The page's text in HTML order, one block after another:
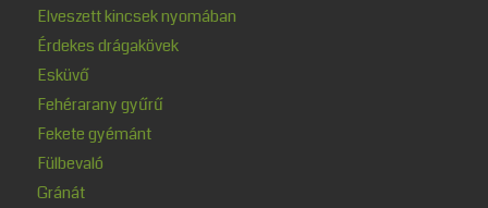
Elveszett kincsek nyomában
Érdekes drágakövek
Esküvő
Fehérarany gyűrű
Fekete gyémánt
Fülbevaló
Gránát